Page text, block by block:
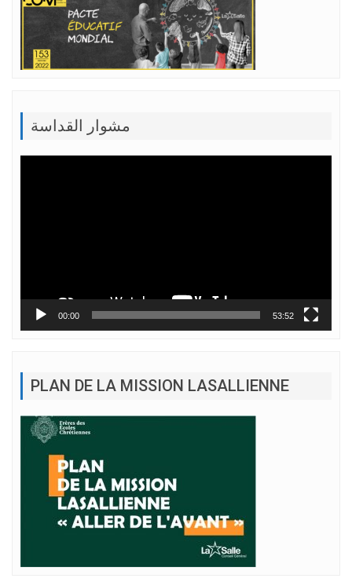
مشوار القداسة
00:00 53:52
PLAN DE LA MISSION LASALLIENNE